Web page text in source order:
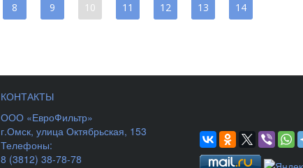
8 9 10 11 12 13 14
КОНТАКТЫ
ООО «ЕвроФильтр»
г.Омск, улица Октябрьская, 153
Телефоны:
8 (3812) 38-78-78